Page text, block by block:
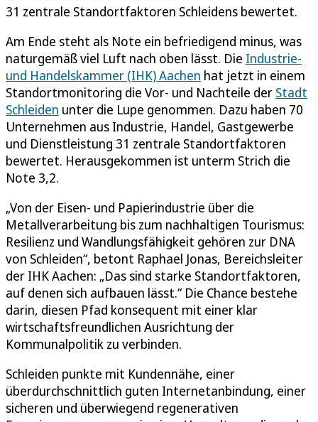
31 zentrale Standortfaktoren Schleidens bewertet.
Am Ende steht als Note ein befriedigend minus, was
naturgemäß viel Luft nach oben lässt. Die Industrie-
und Handelskammer (IHK) Aachen hat jetzt in einem
Standortmonitoring die Vor- und Nachteile der Stadt
Schleiden unter die Lupe genommen. Dazu haben 70
Unternehmen aus Industrie, Handel, Gastgewerbe
und Dienstleistung 31 zentrale Standortfaktoren
bewertet. Herausgekommen ist unterm Strich die
Note 3,2.
„Von der Eisen- und Papierindustrie über die
Metallverarbeitung bis zum nachhaltigen Tourismus:
Resilienz und Wandlungsfähigkeit gehören zur DNA
von Schleiden“, betont Raphael Jonas, Bereichsleiter
der IHK Aachen: „Das sind starke Standortfaktoren,
auf denen sich aufbauen lässt.“ Die Chance bestehe
darin, diesen Pfad konsequent mit einer klar
wirtschaftsfreundlichen Ausrichtung der
Kommunalpolitik zu verbinden.
Schleiden punkte mit Kundennähe, einer
überdurchschnittlich guten Internetanbindung, einer
sicheren und überwiegend regenerativen